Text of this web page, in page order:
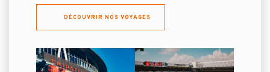
DÉCOUVRIR NOS VOYAGES